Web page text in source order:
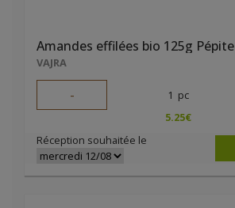
Amandes effilées bio 125g Pépite
VAJRA
- 1 pc
5.25€
Réception souhaitée le